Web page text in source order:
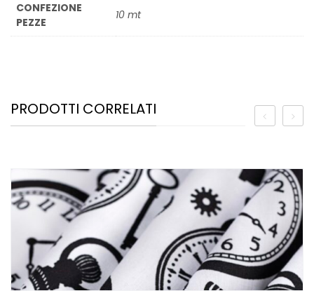
CONFEZIONE
PEZZE
10 mt
PRODOTTI CORRELATI